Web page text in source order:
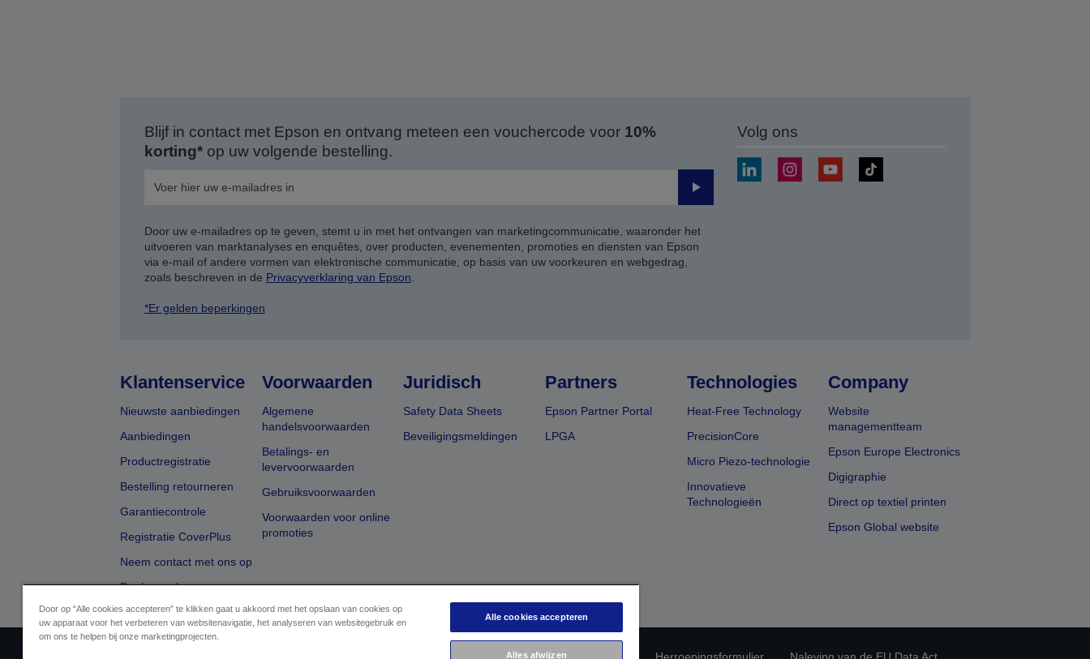
Blijf in contact met Epson en ontvang meteen een vouchercode voor 10%
korting*op uw volgende bestelling.
Verzenden
Door uw e-mailadres op te geven, stemt u in met het ontvangen van marketingcommunicatie, waaronder het
uitvoeren van marktanalyses en enquêtes, over producten, evenementen, promoties en diensten van Epson
via e-mail of andere vormen van elektronische communicatie, op basis van uw voorkeuren en webgedrag,
zoals beschreven in de Privacyverklaring van Epson
*Er gelden beperkingen
Volg ons
Klantenservice
Nieuwste aanbiedingen
Aanbiedingen
Productregistratie
Bestelling retourneren
Garantiecontrole
Registratie CoverPlus
Neem contact met ons op
Dealer zoeken
Voorwaarden
Algemene
handelsvoorwaarden
Betalings- en
levervoorwaarden
Gebruiksvoorwaarden
Voorwaarden voor online
promoties
Juridisch
Safety Data Sheets
Beveiligingsmeldingen
Partners
Epson Partner Portal
LPGA
Technologies
Heat-Free Technology
PrecisionCore
Micro Piezo-technologie
Innovatieve
Technologieën
Company
Website
managementteam
Epson Europe Electronics
Digigraphie
Direct op textiel printen
Epson Global website
Door op “Alle cookies accepteren” te klikken gaat u akkoord met het opslaan van cookies op
uw apparaat voor het verbeteren van websitenavigatie, het analyseren van websitegebruik en
om ons te helpen bij onze marketingprojecten.
Alle cookies accepteren
Alles afwijzen